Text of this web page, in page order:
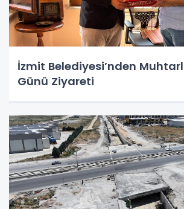
İzmit Belediyesi’nden
Günü Ziyareti